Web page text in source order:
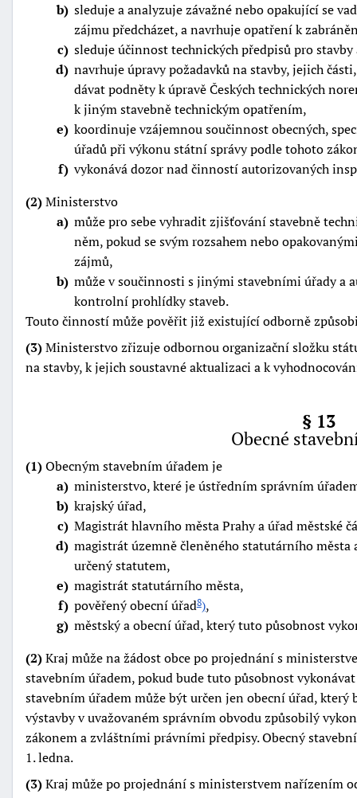
b sleduje a analyzuje závažné nebo opakující se
zájmu předcházet, a navrhuje opatření k
c sleduje účinnost technických předpisů pro
d navrhuje úpravy požadavků na stavby, jejich
dávat podněty k úpravě Českých technických
k jiným stavebně technickým opatřením,
e koordinuje vzájemnou součinnost obecných,
úřadů při výkonu státní správy podle tohoto
f vykonává dozor nad činností autorizovaných
(2)Ministerstvo
a může pro sebe vyhradit zjišťování stavebně
něm, pokud se svým rozsahem nebo
zájmů,
b může v součinnosti s jinými stavebními úřady a
kontrolní prohlídky staveb.
Touto činností může pověřit již existující odborně
(3)Ministerstvo zřizuje odbornou organizační složku
na stavby, k jejich soustavné aktualizaci a k
§ 13
Obecné
(1)Obecným stavebním úřadem je
a ministerstvo, které je ústředním správním
b krajský úřad,
c Magistrát hlavního města Prahy a úřad městské
d magistrát územně členěného statutárního města
určený statutem,
e magistrát statutárního města,
f pověřený obecní úřad8),
g městský a obecní úřad, který tuto působnost
(2)Kraj může na žádost obce po projednání s
stavebním úřadem, pokud bude tuto působnost
stavebním úřadem může být určen jen obecní úřad, který
výstavby v uvažovaném správním obvodu způsobilý
zákonem a zvláštními právními předpisy. Obecný
1. ledna.
(3)Kraj může po projednání s ministerstvem nařízením